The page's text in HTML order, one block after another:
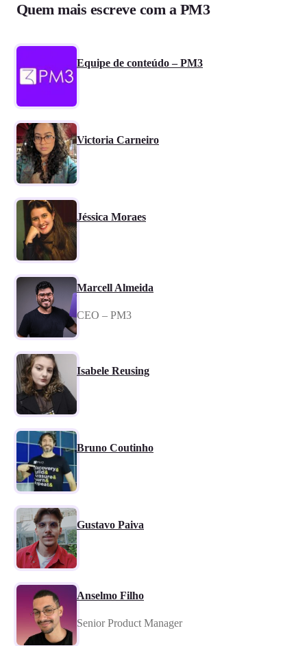
Quem mais escreve com a PM3
Equipe de conteúdo – PM3
Victoria Carneiro
Jéssica Moraes
Marcell Almeida
CEO – PM3
Isabele Reusing
Bruno Coutinho
Gustavo Paiva
Anselmo Filho
Senior Product Manager